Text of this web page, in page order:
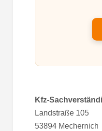
Kfz-
Landstraße 105
53894 Mechernich